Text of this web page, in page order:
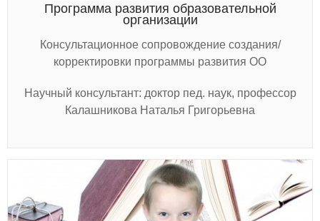
Программа развития образовательной
организации
Консультационное сопровождение создания/
корректировки программы развития ОО
Научный консультант: доктор пед. наук, профессор
Калашникова Наталья Григорьевна